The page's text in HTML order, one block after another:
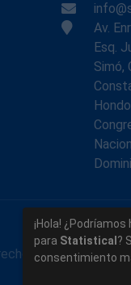
Av.
Esq.
Simó,
reservados.
¡Hola!
para Statistical ?
consentimiento